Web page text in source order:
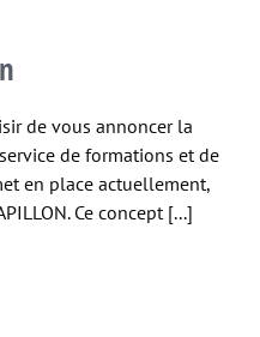
de vous annoncer la
de formations et de
en place actuellement,
Ce concept [...]